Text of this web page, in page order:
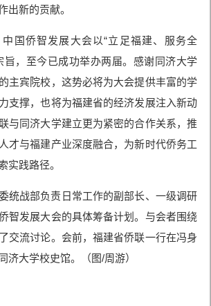
出新的贡献。
国侨智发展大会以“立足福建、服务全
旨，至今已成功举办两届。感谢同济大学
主宾院校，这势必将为大会提供丰富的学
支撑，也将为福建省的经济发展注入新动
与同济大学建立更为紧密的合作关系，推
才与福建产业深度融合，为新时代侨务工
实践路径。
统战部负责日常工作的副部长、一级调研
智发展大会的具体筹备计划。与会者围绕
交流讨论。会前，福建省侨联一行在冯身
济大学校史馆。（图/周游）